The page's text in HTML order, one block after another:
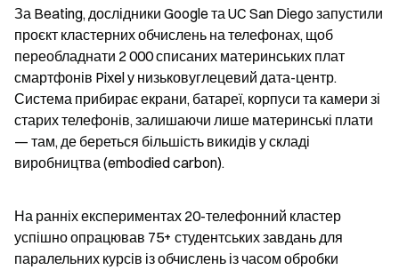
За Beating, дослідники Google та UC San Diego запустили
проєкт кластерних обчислень на телефонах, щоб
переобладнати 2 000 списаних материнських плат
смартфонів Pixel у низьковуглецевий дата-центр.
Система прибирає екрани, батареї, корпуси та камери зі
старих телефонів, залишаючи лише материнські плати
— там, де береться більшість викидів у складі
виробництва (embodied carbon).
На ранніх експериментах 20-телефонний кластер
успішно опрацював 75+ студентських завдань для
паралельних курсів із обчислень із часом обробки